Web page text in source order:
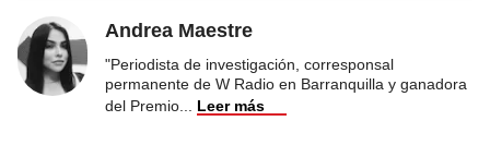
Andrea Maestre
"Periodista de investigación, corresponsal
permanente de W Radio en Barranquilla y ganadora
del Premio
Leer más